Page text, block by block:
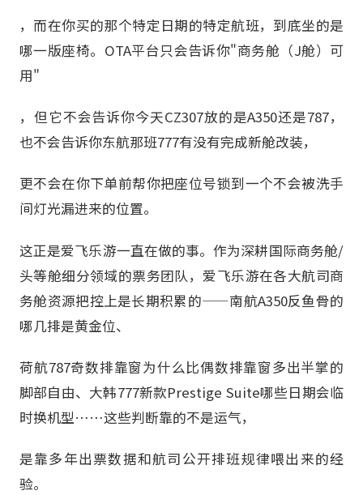
，而在你买的那个特定日期的特定航班，到底坐的是
哪一版座椅。OTA平台只会告诉你"商务舱（J舱）可
用"
，但它不会告诉你今天CZ307放的是A350还是787，
也不会告诉你东航那班777有没有完成新舱改装，
更不会在你下单前帮你把座位号锁到一个不会被洗手
间灯光漏进来的位置。
这正是爱飞乐游一直在做的事。作为深耕国际商务舱/
头等舱细分领域的票务团队，爱飞乐游在各大航司商
务舱资源把控上是长期积累的——南航A350反鱼骨的
哪几排是黄金位、
荷航787奇数排靠窗为什么比偶数排靠窗多出半掌的
脚部自由、大韩777新款Prestige Suite哪些日期会临
时换机型……这些判断靠的不是运气，
是靠多年出票数据和航司公开排班规律喂出来的经
验。